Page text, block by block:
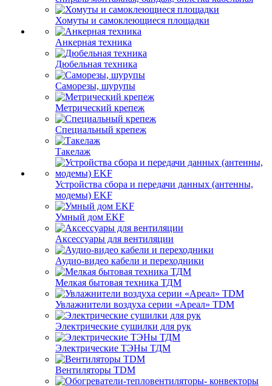
Хомуты и самоклеющиеся площадки
Анкерная техника
Дюбельная техника
Саморезы, шурупы
Метрический крепеж
Специальный крепеж
Такелаж
Устройства сбора и передачи данных (антенны,
модемы) EKF
Умный дом EKF
Аксессуары для вентиляции
Аудио-видео кабели и переходники
Мелкая бытовая техника ТДМ
Увлажнители воздуха серии «Ареал» TDM
Электрические сушилки для рук
Электрические ТЭНы ТДМ
Вентиляторы TDM